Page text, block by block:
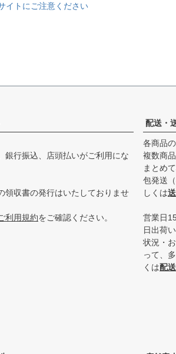
イトにご注意ください
銀行振込、店頭払いがご利用にな
領収書の発行はいたしておりませ
利用規約をご確認ください。
配送・
各商品
複数商
まとめ
包発送
しくは
営業日
日出荷
状況・
って、
くは配